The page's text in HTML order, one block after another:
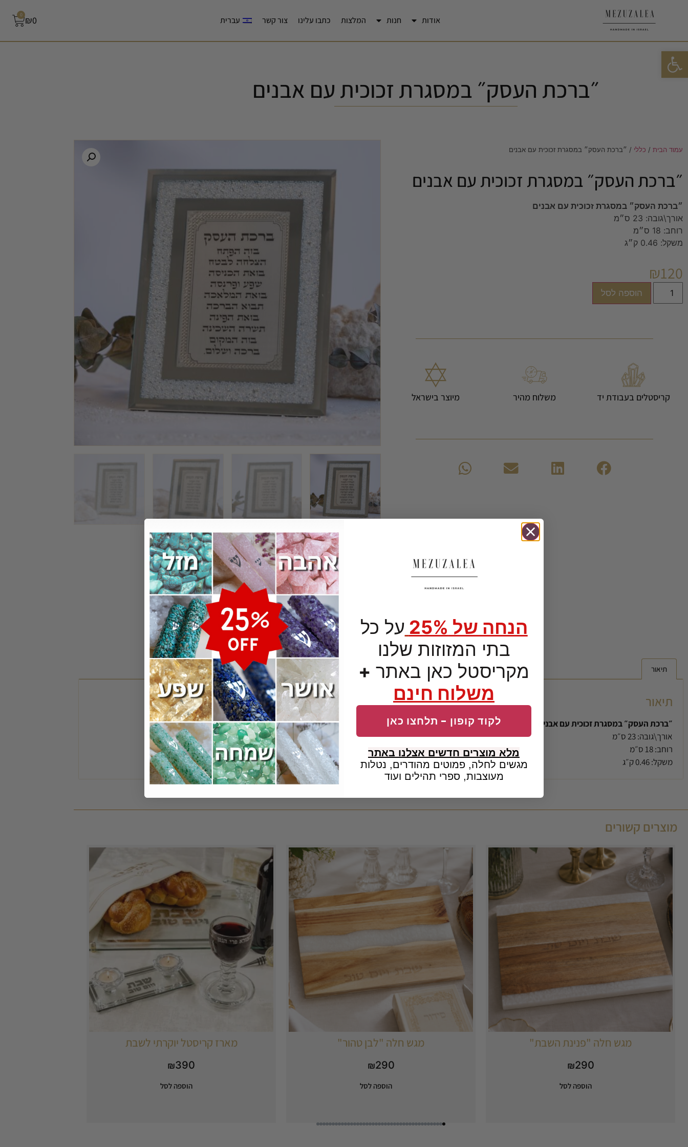
פתח סרגל נגישות
₪0
0
אודות חנות המלצות כתבו עלינו צור קשר עברית
״ברכת העסק״ במסגרת זכוכית עם אבנים
עמוד הבית / כללי / ״ברכת העסק״ במסגרת זכוכית עם אבנים
״ברכת העסק״ במסגרת זכוכית עם אבנים
״ברכת העסק״ במסגרת זכוכית עם אבנים
אורך\גובה: 23 ס״מ
רוחב: 18 ס״מ
משקל: 0.46 ק״ג
₪120
הוספה לסל
קריסטלים בעבודת יד משלוח מהיר מיוצר בישראל
תיאור
תיאור
״ברכת העסק״ במסגרת זכוכית עם אבנים
אורך\גובה:23 ס״מ
רוחב:18 ס״מ
משקל:0.46 ק״ג
מוצרים קשורים
מגש חלה "פנינת השבת"
₪290
הוספה לסל
מגש חלה "לבן טהור"
₪290
הוספה לסל
מארז קריסטל יוקרתי לשבת
₪390
הוספה לסל
הנחה של 25%
על כל
בתי המזוזות שלנו
מקריסטל כאן באתר +
משלוח חינם
לקוד קופון - תלחצו כאן
מלא מוצרים חדשים אצלנו באתר
מגשים לחלה, פמוטים מהודרים, נטלות
מעוצבות, ספרי תהילים ועוד